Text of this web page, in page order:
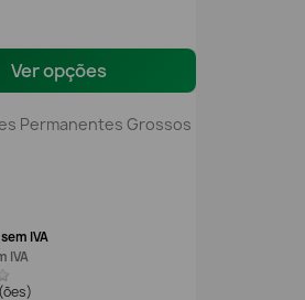
Ver opções
Permanentes Grossos
sem IVA
IVA